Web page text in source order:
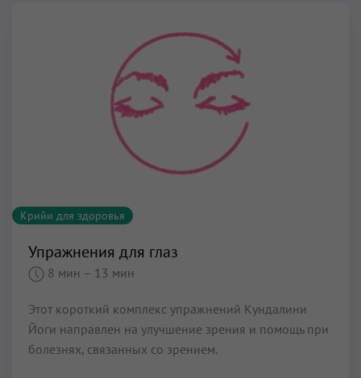
Крийи для здоровья
Упражнения для глаз
8 мин – 13 мин
Этот короткий комплекс упражнений Кундалини
Йоги направлен на улучшение зрения и помощь при
болезнях, связанных со зрением.